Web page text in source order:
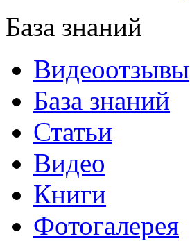
База знаний
Видеоотзывы
База знаний
Статьи
Видео
Книги
Фотогалерея